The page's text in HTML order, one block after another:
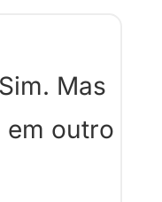
Mas
em outro